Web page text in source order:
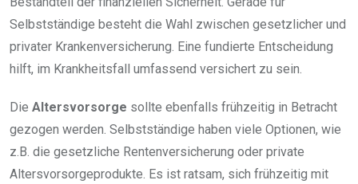
Selbstständige besteht die Wahl zwischen gesetzlicher und
privater Krankenversicherung. Eine fundierte Entscheidung
hilft, im Krankheitsfall umfassend versichert zu sein.
Die Altersvorsorge sollte ebenfalls frühzeitig in Betracht
gezogen werden. Selbstständige haben viele Optionen, wie
z.B. die gesetzliche Rentenversicherung oder private
Altersvorsorgeprodukte. Es ist ratsam, sich frühzeitig mit